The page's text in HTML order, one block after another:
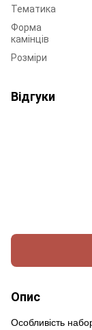
Тематика
Форма
камінців
Розміри
Відгуки
Опис
Особливість